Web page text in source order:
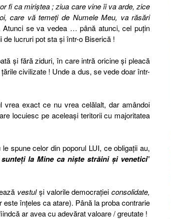
fi ca miriştea ; ziua care vine îi va arde, zice
care vă temeţi de Numele Meu, va răsări
se va vedea … până atunci, cel puţin
lucruri pot sta şi într-o Biserică !
şi fără ziduri, în care intră oricine şi pleacă
civilizate ! Unde a dus, se vede doar într-
vrea exact ce nu vrea celălalt, dar amândoi
locuiesc pe aceleaşi teritorii cu majoritatea
spune celor din poporul LUI, ce obligaţii au,
la Mine ca nişte străini şi venetici”
vestulşi valorile democraţieiconsolidate,
înţeles ca atare). Până la proba contrarie
ar avea cu adevărat valoare / greutate !